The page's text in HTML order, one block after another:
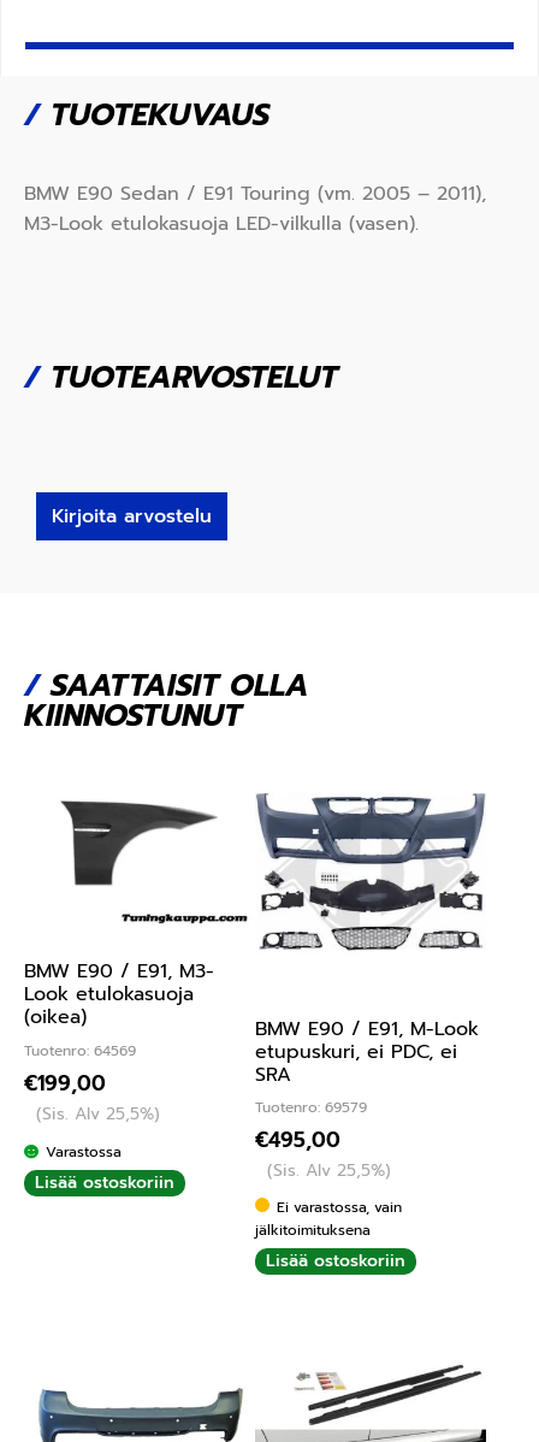
/TUOTEKUVAUS
BMW E90 Sedan / E91 Touring (vm. 2005 – 2011),
M3-Look etulokasuoja LED-vilkulla (vasen).
/TUOTEARVOSTELUT
Kirjoita arvostelu
/SAATTAISIT OLLA
KIINNOSTUNUT
BMW E90 / E91, M3-
Look etulokasuoja
(oikea)
Tuotenro: 64569
€199,00
(Sis. Alv 25,5%)
Varastossa
Lisää ostoskoriin
BMW E90 / E91, M-Look
etupuskuri, ei PDC, ei
SRA
Tuotenro: 69579
€495,00
(Sis. Alv 25,5%)
Ei varastossa, vain
jälkitoimituksena
Lisää ostoskoriin